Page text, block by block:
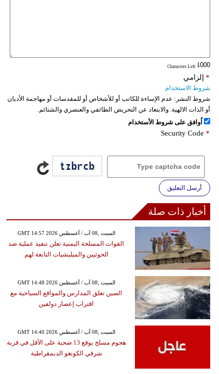
: Characters Left
إلزامي *
شروط الاستخدام
شروط النشر: عدم الإساءة للكاتب أو للأشخاص أو للمقدسات أو مهاجمة الأديان
أو الذات الالهية. والابتعاد عن التحريض الطائفي والعنصري والشتائم.
اُوافق على شروط الأستخدام
Security Code *
أرسل التعليق
أخبار ذات صلة
GMT 14:57 2026 السبت ,08 آب / أغسطس
القوات المسلحة اليمنية تعلن تنفيذ عملية ضد
الحوثيين والميليشيات التابعة لهم
GMT 14:48 2026 السبت ,08 آب / أغسطس
الصين تغلق المدارس والمواقع السياحية مع
اقتراب إعصار دولفين
GMT 14:40 2026 السبت ,08 آب / أغسطس
هجوم مسلح يوقع 13 ضحية على الأقل في قرية
شرقي الكونغو الديمقراطية